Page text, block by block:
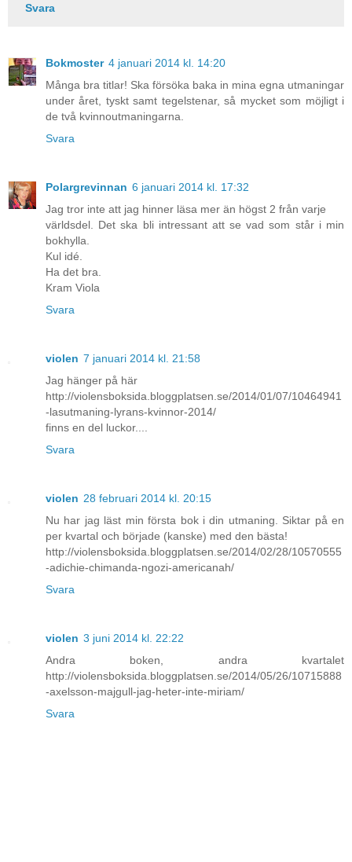
Svara
Bokmoster 4 januari 2014 kl. 14:20
Många bra titlar! Ska försöka baka in mina egna utmaningar
under året, tyskt samt tegelstenar, så mycket som möjligt i
de två kvinnoutmaningarna.
Svara
Polargrevinnan 6 januari 2014 kl. 17:32
Jag tror inte att jag hinner läsa mer än högst 2 från varje
världsdel. Det ska bli intressant att se vad som står i min
bokhylla.
Kul idé.
Ha det bra.
Kram Viola
Svara
violen 7 januari 2014 kl. 21:58
Jag hänger på här
http://violensboksida.bloggplatsen.se/2014/01/07/10464941
-lasutmaning-lyrans-kvinnor-2014/
finns en del luckor....
Svara
violen 28 februari 2014 kl. 20:15
Nu har jag läst min första bok i din utmaning. Siktar på en
per kvartal och började (kanske) med den bästa!
http://violensboksida.bloggplatsen.se/2014/02/28/10570555
-adichie-chimanda-ngozi-americanah/
Svara
violen 3 juni 2014 kl. 22:22
Andra boken, andra kvartalet
http://violensboksida.bloggplatsen.se/2014/05/26/10715888
-axelsson-majgull-jag-heter-inte-miriam/
Svara